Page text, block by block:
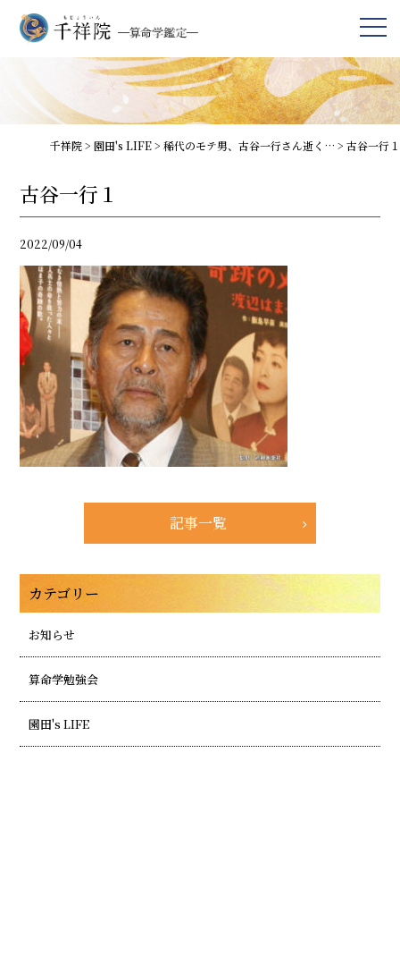
千祥院> 園田's LIFE> 稀代のモテ男、古谷一行さん逝く… > 古谷一行１
古谷一行１
2022/09/04
記事一覧
カテゴリー
お知らせ
算命学勉強会
園田's LIFE